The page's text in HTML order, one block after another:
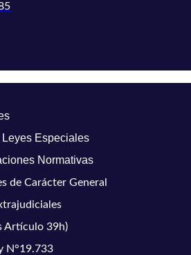
Leyes Especiales
Normativas
de Carácter General
Artículo 39h)
N°19.733